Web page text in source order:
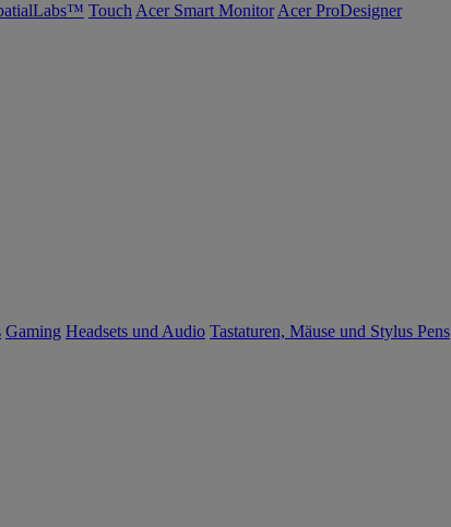
Touch Acer Smart Monitor Acer ProDesigner
Gaming Headsets und Audio Tastaturen, Mäuse und Stylus Pens